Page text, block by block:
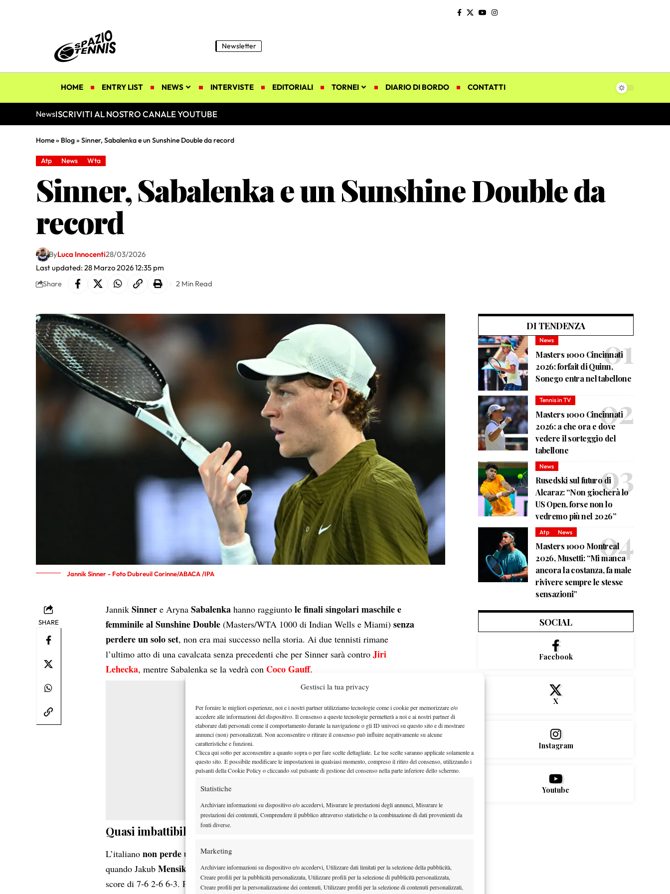
Gestisci la tua privacy
Per fornire le migliori esperienze, noi e i nostri partner utilizziamo tecnologie come i cookie per memorizzare e/o
accedere alle informazioni del dispositivo. Il consenso a queste tecnologie permetterà a noi e ai nostri partner di
elaborare dati personali come il comportamento durante la navigazione o gli ID univoci su questo sito e di mostrare
annunci (non) personalizzati. Non acconsentire o ritirare il consenso può influire negativamente su alcune
caratteristiche e funzioni.
Clicca qui sotto per acconsentire a quanto sopra o per fare scelte dettagliate. Le tue scelte saranno applicate solamente a
questo sito. È possibile modificare le impostazioni in qualsiasi momento, compreso il ritiro del consenso, utilizzando i
pulsanti della Cookie Policy o cliccando sul pulsante di gestione del consenso nella parte inferiore dello schermo.
Statistiche
Archiviare informazioni su dispositivo e/o accedervi, Misurare le prestazioni degli annunci, Misurare le
prestazioni dei contenuti, Comprendere il pubblico attraverso statistiche o la combinazione di dati provenienti da
fonti diverse.
Marketing
Archiviare informazioni su dispositivo e/o accedervi, Utilizzare dati limitati per la selezione della pubblicità,
Creare profili per la pubblicità personalizzata, Utilizzare profili per la selezione di pubblicità personalizzata,
Creare profili per la personalizzazione dei contenuti, Utilizzare profili per la selezione di contenuti personalizzati,
Newsletter
HOME ENTRY LIST NEWS INTERVISTE EDITORIALI TORNEI DIARIO DI BORDO CONTATTI
NewsISCRIVITI AL NOSTRO CANALE YOUTUBE
Home» Blog» Sinner, Sabalenka e un Sunshine Double da record
Atp News Wta
Sinner, Sabalenka e un Sunshine Double da
record
Last updated: 28 Marzo 2026 12:35 pm
ByLuca Innocenti28/03/2026
Share 2 Min Read
Jannik Sinner - Foto Dubreuil Corinne/ABACA /IPA
SHARE
JannikSinner e ArynaSabalenka hanno raggiuntole finali singolari maschile e
femminile al Sunshine Double (Masters/WTA 1000 di Indian Wells e Miami) senza
perdere un solo set, non era mai successo nella storia. Ai due tennisti rimane
l’ultimo atto di una cavalcata senza precedenti che per Sinner sarà controJiri
Lehecka, mentre Sabalenka se la vedrà con Coco Gauff.
Quasi imbattibili
L’italianonon perde un setin una partita di singolare
quando JakubMensik lo eliminò ai quarti di finale dell’ATP 500 di Doha con lo
score di 7-6 2-6 6-3. Per quanto riguarda iMasters 1000, invece, Jannik non
DI TENDENZA
News
Masters 1000 Cincinnati
2026: forfait di Quinn,
Sonego entra nel tabellone
Tennis in TV
Masters 1000 Cincinnati
2026: a che ora e dove
vedere il sorteggio del
tabellone
News
Rusedski sul futuro di
Alcaraz: “Non giocherà lo
US Open, forse non lo
vedremo più nel 2026”
Atp News
Masters 1000 Montreal
2026, Musetti: “Mi manca
ancora la costanza, fa male
rivivere sempre le stesse
sensazioni”
SOCIAL
Facebook
X
Instagram
Youtube